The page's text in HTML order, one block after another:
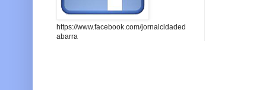
https://www.facebook.com/jornalcidaded
abarra